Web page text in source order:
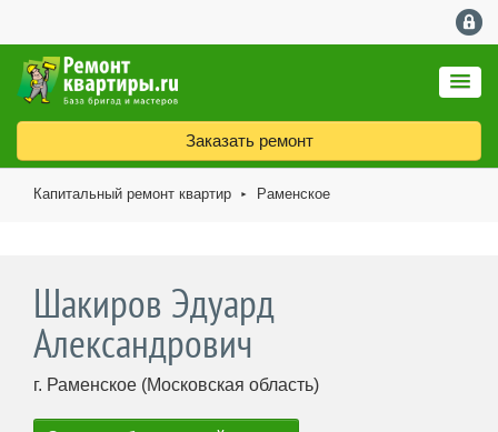
Заказать ремонт
Капитальный ремонт квартир ► Раменское
Шакиров Эдуард
Александрович
г. Раменское (Московская область)